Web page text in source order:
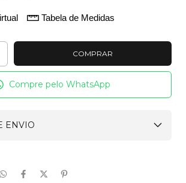
Tabela de Medidas
Compre pelo WhatsApp
ENVIO